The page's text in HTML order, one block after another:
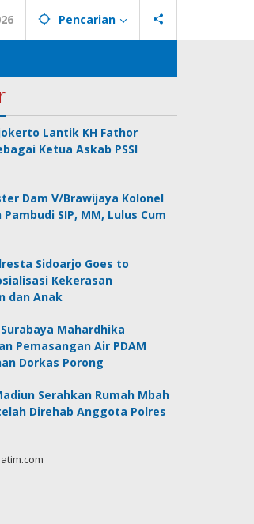
Pencarian
Lantik KH Fathor
Ketua Askab PSSI
Dam V/Brawijaya Kolonel
SIP, MM, Lulus Cum
Sidoarjo Goes to
Kekerasan
dan Anak
Mahardhika
Pemasangan Air PDAM
Dorkas Porong
Serahkan Rumah Mbah
Direhab Anggota Polres